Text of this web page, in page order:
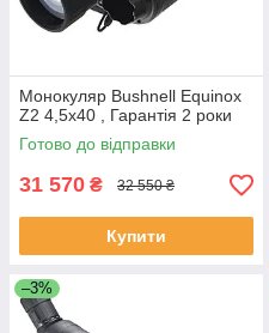
Монокуляр Bushnell Equinox
Z2 4,5x40 , Гарантія 2 роки
Готово до відправки
31 570 ₴ 32 550 ₴
Купити
–3%